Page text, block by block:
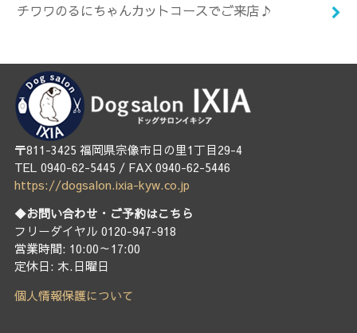
チワワのるにちゃんカットコースでご来店♪
〒811-3425 福岡県宗像市日の里1丁目29-4
TEL 0940-62-5445 / FAX 0940-62-5446
https://dogsalon.ixia-kyw.co.jp
◆お問い合わせ・ご予約はこちら
フリーダイヤル 0120-947-918
営業時間: 10:00～17:00
定休日: 木.日曜日
個人情報保護について